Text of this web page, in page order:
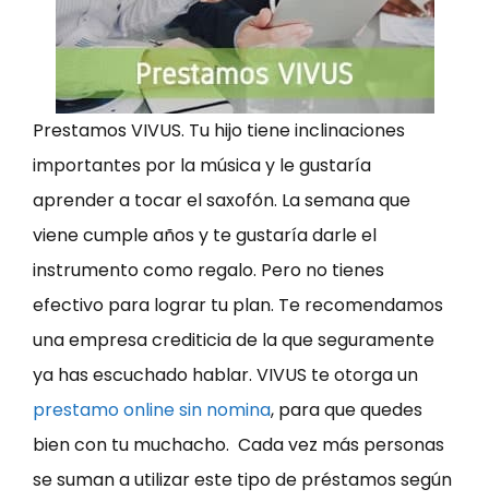
Prestamos VIVUS. Tu hijo tiene inclinaciones
importantes por la música y le gustaría
aprender a tocar el saxofón. La semana que
viene cumple años y te gustaría darle el
instrumento como regalo. Pero no tienes
efectivo para lograr tu plan. Te recomendamos
una empresa crediticia de la que seguramente
ya has escuchado hablar. VIVUS te otorga un
prestamo online sin nomina, para que quedes
bien con tu muchacho. Cada vez más personas
se suman a utilizar este tipo de préstamos según